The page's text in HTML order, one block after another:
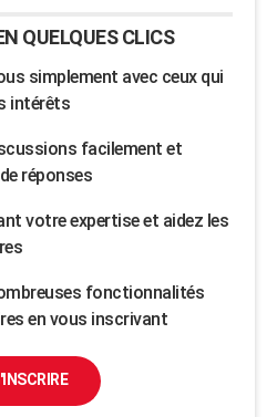
QUELQUES CLICS
simplement avec ceux qui
intérêts
facilement et
réponses
votre expertise et aidez les
fonctionnalités
en vous inscrivant